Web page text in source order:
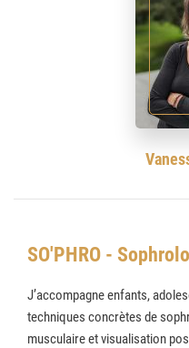
SO'PHRO -
J’accompagne enfants,
techniques concrètes de
musculaire et visualisation